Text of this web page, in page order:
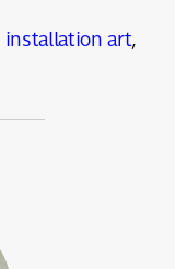
installation art,